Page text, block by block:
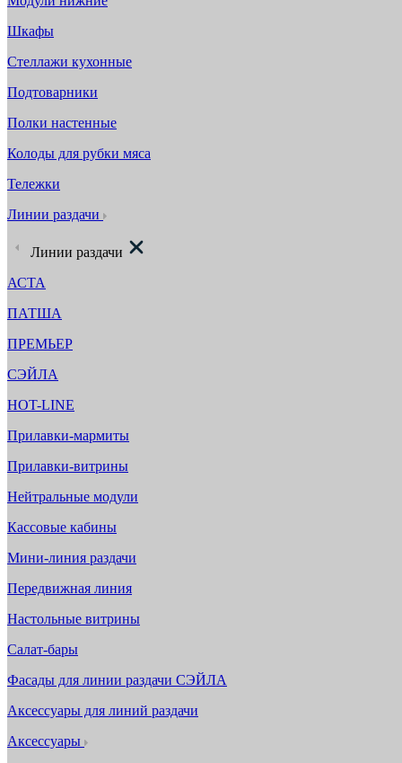
Шкафы
Стеллажи кухонные
Подтоварники
Полки настенные
Колоды для рубки мяса
Тележки
Линии раздачи
Линии раздачи
АСТА
ПАТША
ПРЕМЬЕР
СЭЙЛА
HOT-LINE
Прилавки-мармиты
Прилавки-витрины
Нейтральные модули
Кассовые кабины
Мини-линия раздачи
Передвижная линия
Настольные витрины
Салат-бары
Фасады для линии раздачи СЭЙЛА
Аксессуары для линий раздачи
Аксессуары